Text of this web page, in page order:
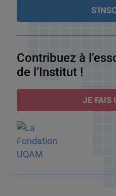
Contribuez à
de l’Institut !
JE FAIS